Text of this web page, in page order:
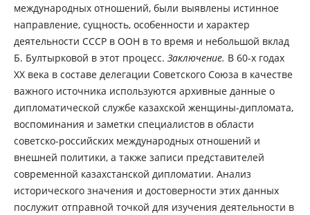
международных отношений, были выявлены истинное
направление, сущность, особенности и характер
деятельности СССР в ООН в то время и небольшой вклад
Б. Бултырковой в этот процесс. Заключение. В 60-х годах
XX века в составе делегации Советского Союза в качестве
важного источника используются архивные данные о
дипломатической службе казахской женщины-дипломата,
воспоминания и заметки специалистов в области
советско-российских международных отношений и
внешней политики, а также записи представителей
современной казахстанской дипломатии. Анализ
исторического значения и достоверности этих данных
послужит отправной точкой для изучения деятельности в